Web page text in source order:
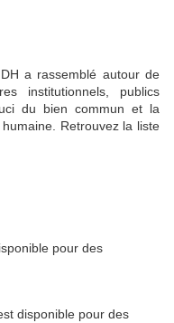
a rassemblé autour de
institutionnels, publics
du bien commun et la
Retrouvez la liste
pour des
disponible pour des